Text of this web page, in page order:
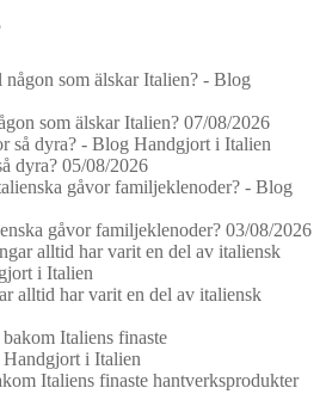
som älskar Italien? 07/08/2026
dyra? 05/08/2026
gåvor familjeklenoder? 03/08/2026
alltid har varit en del av italiensk
Italiens finaste hantverksprodukter